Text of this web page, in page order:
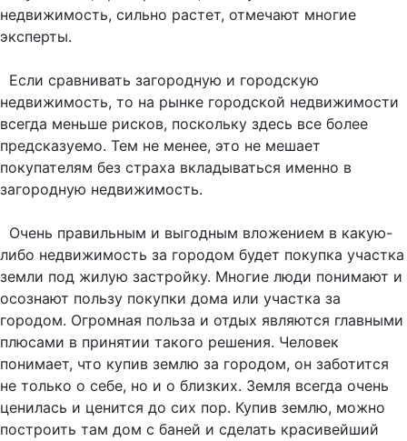
недвижимость, сильно растет, отмечают многие
эксперты.
Если сравнивать загородную и городскую
недвижимость, то на рынке городской недвижимости
всегда меньше рисков, поскольку здесь все более
предсказуемо. Тем не менее, это не мешает
покупателям без страха вкладываться именно в
загородную недвижимость.
Очень правильным и выгодным вложением в какую-
либо недвижимость за городом будет покупка участка
земли под жилую застройку. Многие люди понимают и
осознают пользу покупки дома или участка за
городом. Огромная польза и отдых являются главными
плюсами в принятии такого решения. Человек
понимает, что купив землю за городом, он заботится
не только о себе, но и о близких. Земля всегда очень
ценилась и ценится до сих пор. Купив землю, можно
построить там дом с баней и сделать красивейший